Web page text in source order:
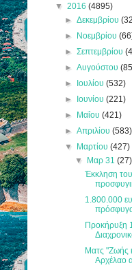
▼ 2016 (4895)
►Δεκεμβρίου
► Νοεμβρίου
►Σεπτεμβρίου
►Αυγούστου
► Ιουλίου(532)
► Ιουνίου(221)
► Μαΐου(421)
►Απριλίου(583)
▼ Μαρτίου(427)
▼ Μαρ 31 (27)
Έκκληση
1.800.000
Προκήρυξη
Ματς "Ζωής
Αρχέλαο